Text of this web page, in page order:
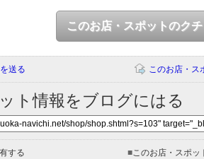
このお店・スポットのク
送る このお店・ス
ト情報をブログにはる
する ■このお店・スポッ